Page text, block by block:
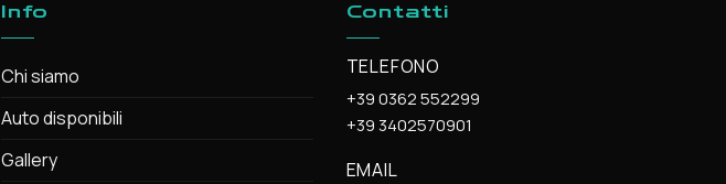
Info
Chi siamo
Auto disponibili
Gallery
Contatti
TELEFONO
+39 0362 552299
+39 3402570901
EMAIL